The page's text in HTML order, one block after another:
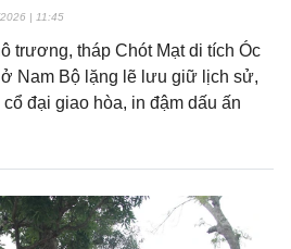
| 11:45
trương, tháp Chót Mạt di tích Óc
Nam Bộ lặng lẽ lưu giữ lịch sử,
đại giao hòa, in đậm dấu ấn